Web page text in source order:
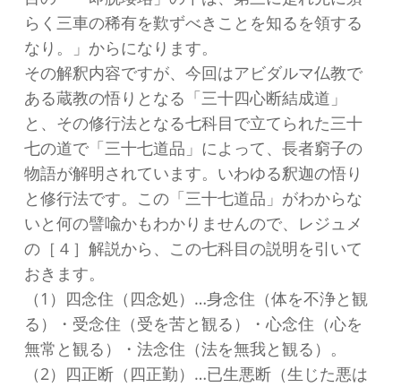
らく三車の稀有を歎ずべきことを知るを領する
なり。」からになります。
その解釈内容ですが、今回はアビダルマ仏教で
ある蔵教の悟りとなる「三十四心断結成道」
と、その修行法となる七科目で立てられた三十
七の道で「三十七道品」によって、長者窮子の
物語が解明されています。いわゆる釈迦の悟り
と修行法です。この「三十七道品」がわからな
いと何の譬喩かもわかりませんので、レジュメ
の［４］解説から、この七科目の説明を引いて
おきます。
（1）四念住（四念処）…身念住（体を不浄と観
る）・受念住（受を苦と観る）・心念住（心を
無常と観る）・法念住（法を無我と観る）。
（2）四正断（四正勤）…已生悪断（生じた悪は